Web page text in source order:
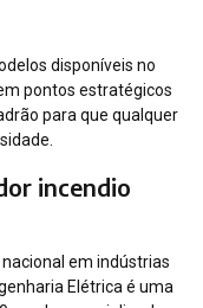
disponíveis no
pontos estratégicos
para que qualquer
incendio
em indústrias
Elétrica é uma